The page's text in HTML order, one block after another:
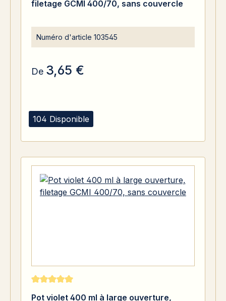
104 Disponible
filetage GCMI 400/70, sans couvercle
Numéro d'article 103545
De 3,65 €
Note moyenne de 5 sur 5 étoiles
Pot violet 400 ml à large ouverture,